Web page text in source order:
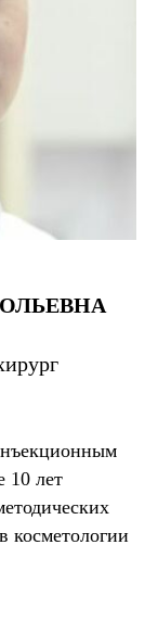
10 лет
косметологии